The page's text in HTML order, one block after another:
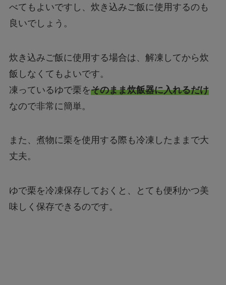
べてもよいですし、炊き込みご飯に使用するのも
良いでしょう。
炊き込みご飯に使用する場合は、解凍してから炊
飯しなくてもよいです。
凍っているゆで栗をそのまま炊飯器に入れるだけ
なので非常に簡単。
また、煮物に栗を使用する際も冷凍したままで大
丈夫。
ゆで栗を冷凍保存しておくと、とても便利かつ美
味しく保存できるのです。